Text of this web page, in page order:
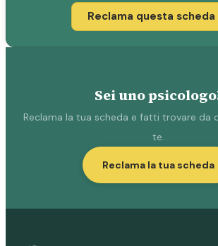
Reclama questa
Sei uno
Reclama la tua scheda e fatti trovare da
te.
Reclama la tua scheda